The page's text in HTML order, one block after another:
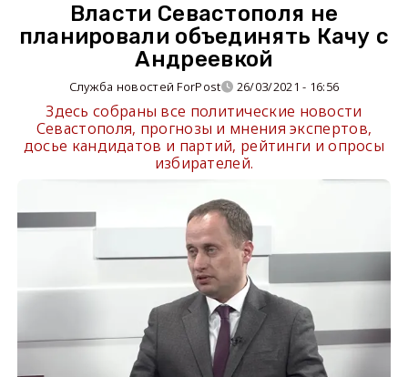
Власти Севастополя не
планировали объединять Качу с
Андреевкой
Служба новостей ForPost 26/03/2021 - 16:56
Здесь собраны все политические новости
Севастополя, прогнозы и мнения экспертов,
досье кандидатов и партий, рейтинги и опросы
избирателей.